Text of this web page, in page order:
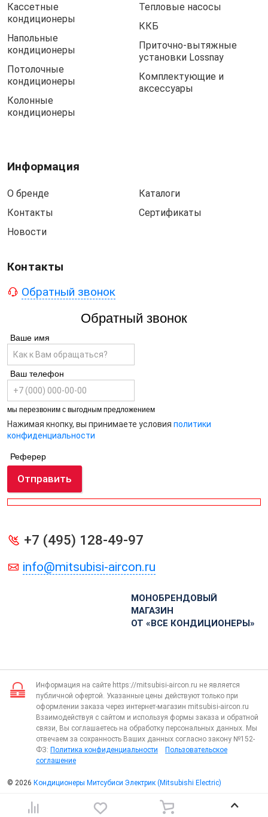
Кассетные
кондиционеры
Напольные
кондиционеры
Потолочные
кондиционеры
Колонные
кондиционеры
Тепловые насосы
ККБ
Приточно-вытяжные
установки Lossnay
Комплектующие и
аксессуары
Информация
О бренде
Контакты
Новости
Каталоги
Сертификаты
Контакты
Обратный звонок
Обратный звонок
Ваше имя
Ваш телефон
мы перезвоним с выгодным предложением
Нажимая кнопку, вы принимаете условия политики
конфиденциальности
Реферер
Отправить
+7 (495) 128-49-97
info@mitsubisi-aircon.ru
МОНОБРЕНДОВЫЙ
МАГАЗИН
ОТ «ВСЕ КОНДИЦИОНЕРЫ»
Информация на сайте https://mitsubisi-aircon.ru не является
публичной офертой. Указанные цены действуют только при
оформлении заказа через интернет-магазин mitsubisi-aircon.ru
Взаимодействуя с сайтом и используя формы заказа и обратной
связи, Вы соглашаетесь на обработку персональных данных. Мы
отвечаем за сохранность Ваших данных согласно закону №152-
ФЗ: Политика конфиденциальности
Пользовательское
соглашение
© 2026 Кондиционеры Митсубиси Электрик (Mitsubishi Electric)